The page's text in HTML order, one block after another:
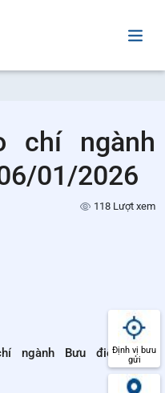
chí ngành
01/2026
118 Lượt xem
ngành Bưu điện ngày
Định vị bưu
gửi